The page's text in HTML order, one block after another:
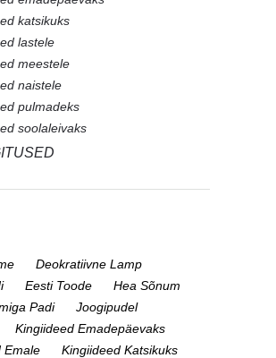
katsikuks
lastele
meestele
naistele
pulmadeks
soolaleivaks
Deokratiivne Lamp
Eesti Toode
Hea Sõnum
Padi
Joogipudel
Kingiideed Emadepäevaks
Emale
Kingiideed Katsikuks